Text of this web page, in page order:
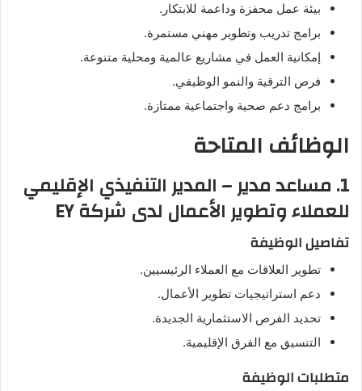
بيئة عمل محفزة وداعمة للابتكار.
برامج تدريب وتطوير مهني مستمرة.
إمكانية العمل في مشاريع عالمية ومحلية متنوعة.
فرص الترقية والنمو الوظيفي.
برامج دعم صحية واجتماعية ممتازة.
الوظائف المتاحة
1. مساعد مدير – المدير التنفيذي الإقليمي
للعملاء وتطوير الأعمال لدى شركة EY
تفاصيل الوظيفة
تطوير العلاقات مع العملاء الرئيسيين.
دعم استراتيجيات تطوير الأعمال.
تحديد الفرص الاستثمارية الجديدة.
التنسيق مع الفرق الإقليمية.
متطلبات الوظيفة